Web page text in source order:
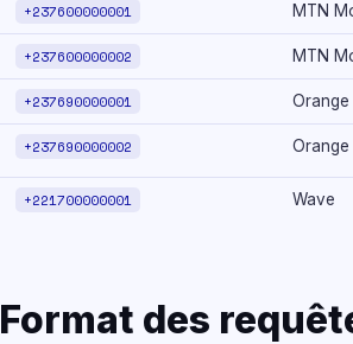
+237600000001 MTN
+237600000002 MTN
+237690000001
+237690000002
+221700000001 Wave
Format des